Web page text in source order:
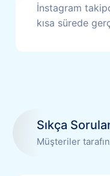
İnstagram
kısa sürede
Sıkça
Müşteriler